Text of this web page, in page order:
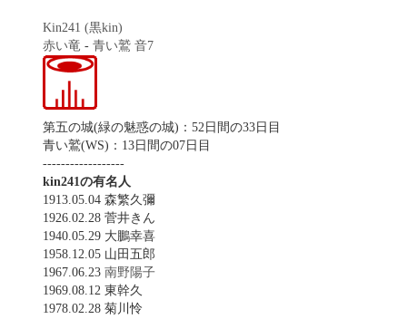
Kin241 (黒kin)
赤い竜 - 青い鷲 音7
第五の城(緑の魅惑の城)：52日間の33日目
青い鷲(WS)：13日間の07日目
------------------
kin241の有名人
1913.05.04 森繁久彌
1926.02.28 菅井きん
1940.05.29 大鵬幸喜
1958.12.05 山田五郎
1967.06.23 南野陽子
1969.08.12 東幹久
1978.02.28 菊川怜